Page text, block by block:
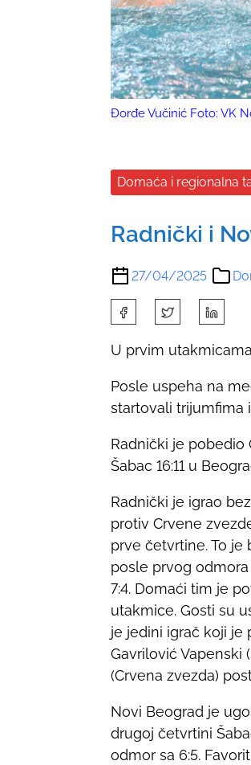
Đorđe Vučinić Foto: VK
Domaća i regionalna
Radnički i
27/04/2025
a
e
t
h
i
p
o
s
t
o
n
:
U prvim
Posle uspeha na
startovali trijumfima
Radnički je pobedio
Šabac 16:11 u
Radnički je igrao
protiv Crvene
prve četvrtine. To je
posle prvog
7:4. Domaći tim je
utakmice. Gosti su
je jedini igrač koji je
Gavrilović Vapenski
(Crvena zvezda)
Novi Beograd je
drugoj četvrtini
odmor sa 6:5.